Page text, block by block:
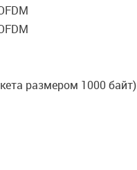
размером 1000 байт)